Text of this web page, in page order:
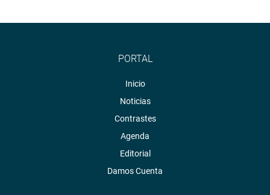
PORTAL
Inicio
Noticias
Contrastes
Agenda
Editorial
Damos Cuenta